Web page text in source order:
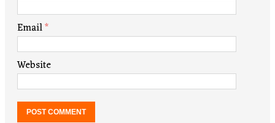
Email*
Website